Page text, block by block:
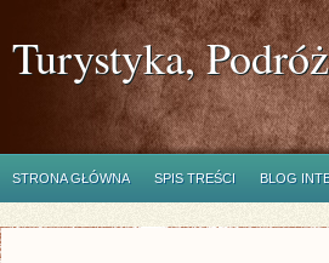
Turystyka,
STRONA GŁÓWNA SPIS TREŚCI BLOG